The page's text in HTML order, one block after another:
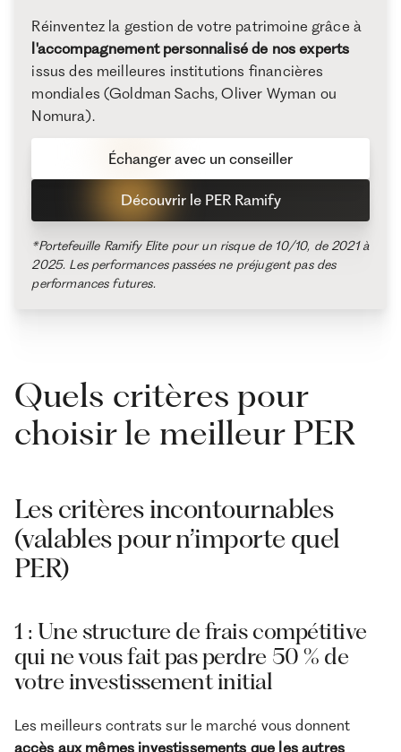
Réinventez la gestion de votre patrimoine grâce à
l'accompagnement personnalisé de nos experts
issus des meilleures institutions financières
mondiales (Goldman Sachs, Oliver Wyman ou
Nomura).
Découvrir le PER Ramify
Échanger avec un conseiller
*Portefeuille Ramify Elite pour un risque de 10/10, de 2021 à
2025. Les performances passées ne préjugent pas des
performances futures.
Quels critères pour
choisir le meilleur PER
Les critères incontournables
(valables pour n’importe quel
PER)
1 : Une structure de frais compétitive
qui ne vous fait pas perdre 50 % de
votre investissement initial
Les meilleurs contrats sur le marché vous donnent
accès aux mêmes investissements que les autres